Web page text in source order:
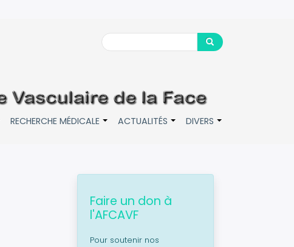
Search
Search
RECHERCHE MÉDICALE ACTUALITÉS DIVERS
Faire un don à
l'AFCAVF
Pour soutenir nos